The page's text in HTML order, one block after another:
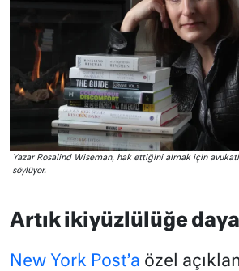
Yazar Rosalind Wiseman, hak ettiğini almak için
söylüyor.
Artık ikiyüzlülüğe
New York Post’a özel